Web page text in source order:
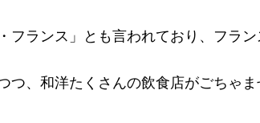
フランス」とも言われており、フラン
つ、和洋たくさんの飲食店がごちゃ